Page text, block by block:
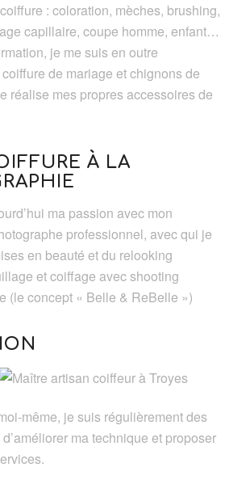
: coloration, mèches, brushing,
capillaire, coupe homme, enfant…
je me suis en outre
de mariage et chignons de
réalise mes propres accessoires de
À LA
ma passion avec mon
professionnel, avec qui je
en beauté et du relooking
et coiffage avec shooting
(le concept « Belle & ReBelle »)
même, je suis régulièrement des
ma technique et proposer